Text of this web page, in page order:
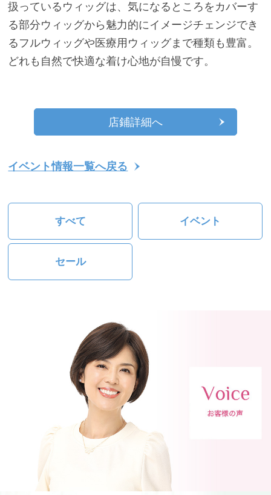
扱っているウィッグは、気になるところをカバーす
る部分ウィッグから魅力的にイメージチェンジでき
るフルウィッグや医療用ウィッグまで種類も豊富。
どれも自然で快適な着け心地が自慢です。
店鋪詳細へ
イベント情報一覧へ戻る
すべて イベント
セール